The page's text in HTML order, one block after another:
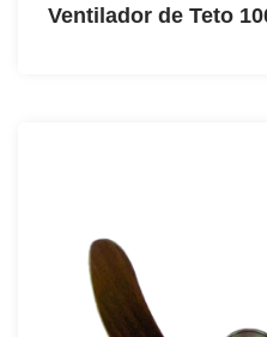
Ventilador de Teto